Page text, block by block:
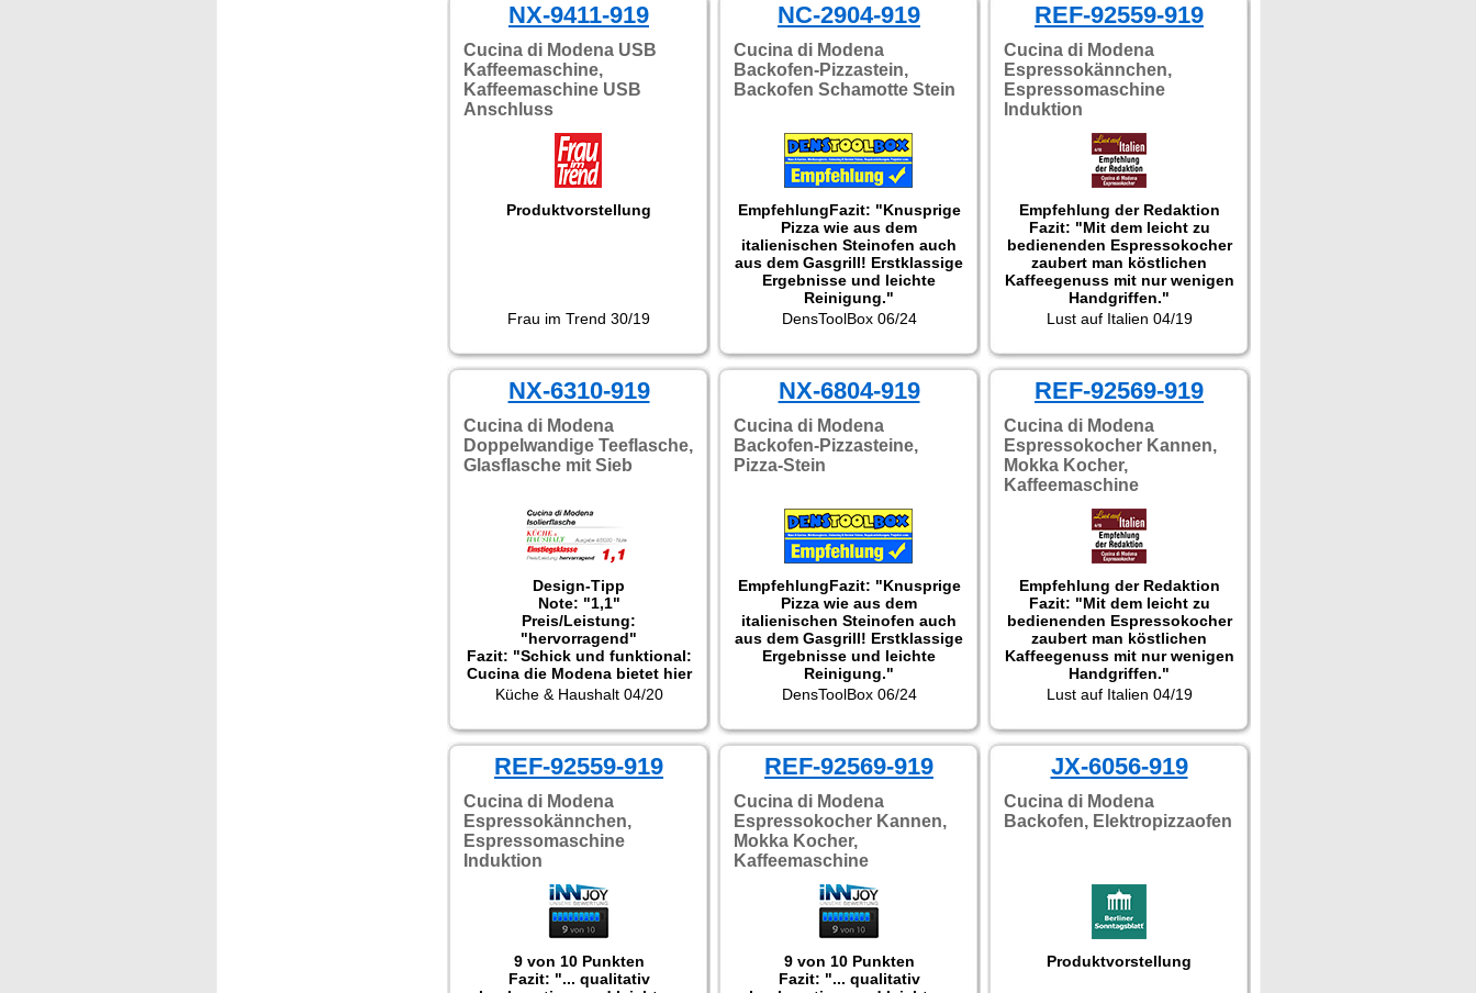
NX-9411-919
Cucina di Modena USB
Kaffeemaschine,
Kaffeemaschine USB
Anschluss
Produktvorstellung
Frau im Trend 30/19
NC-2904-919
Cucina di Modena
Backofen-Pizzastein,
Backofen Schamotte Stein
EmpfehlungFazit: "Knusprige
Pizza wie aus dem
italienischen Steinofen auch
aus dem Gasgrill! Erstklassige
Ergebnisse und leichte
Reinigung."
DensToolBox 06/24
REF-92559-919
Cucina di Modena
Espressokännchen,
Espressomaschine
Induktion
Empfehlung der Redaktion
Fazit: "Mit dem leicht zu
bedienenden Espressokocher
zaubert man köstlichen
Kaffeegenuss mit nur wenigen
Handgriffen."
Getestet wurde NX-9256.
Lust auf Italien 04/19
NX-6310-919
Cucina di Modena
Doppelwandige Teeflasche,
Glasflasche mit Sieb
Design-Tipp
Note: "1,1"
Preis/Leistung:
"hervorragend"
Fazit: "Schick und funktional:
Cucina die Modena bietet hier
eine Isolierflasche in frischem
der Arbeit oder bei Ausflügen
ins Grüne für kühle oder
warme Getränke sorgt."
Küche & Haushalt 04/20
NX-6804-919
Cucina di Modena
Backofen-Pizzasteine,
Pizza-Stein
EmpfehlungFazit: "Knusprige
Pizza wie aus dem
italienischen Steinofen auch
aus dem Gasgrill! Erstklassige
Ergebnisse und leichte
Reinigung."
DensToolBox 06/24
REF-92569-919
Cucina di Modena
Espressokocher Kannen,
Mokka Kocher,
Kaffeemaschine
Empfehlung der Redaktion
Fazit: "Mit dem leicht zu
bedienenden Espressokocher
zaubert man köstlichen
Kaffeegenuss mit nur wenigen
Handgriffen."
Lust auf Italien 04/19
REF-92559-919
Cucina di Modena
Espressokännchen,
Espressomaschine
Induktion
9 von 10 Punkten
Fazit: "... qualitativ
REF-92569-919
Cucina di Modena
Espressokocher Kannen,
Mokka Kocher,
Kaffeemaschine
9 von 10 Punkten
Fazit: "... qualitativ
JX-6056-919
Cucina di Modena
Backofen, Elektropizzaofen
Produktvorstellung